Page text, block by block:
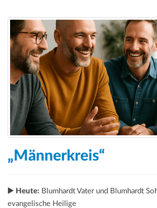
„Männerkreis“
▶️ Heute: Blumhardt Vater und Blumhardt
evangelische Heilige